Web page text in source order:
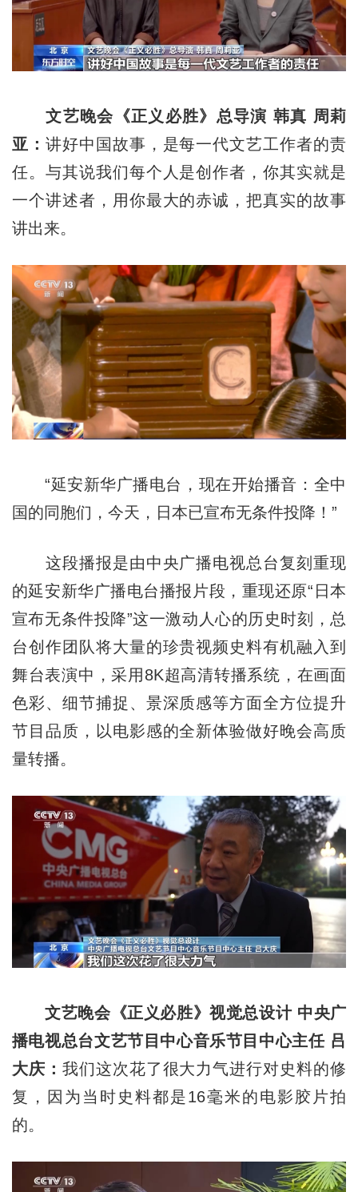
文艺晚会《正义必胜》总导演 韩真 周莉
亚： 讲好中国故事，是每一代文艺工作者的责
任。与其说我们每个人是创作者，你其实就是
一个讲述者，用你最大的赤诚，把真实的故事
讲出来。
“延安新华广播电台，现在开始播音：全中
国的同胞们，今天，日本已宣布无条件投降！”
这段播报是由中央广播电视总台复刻重现
的延安新华广播电台播报片段，重现还原“日本
宣布无条件投降”这一激动人心的历史时刻，总
台创作团队将大量的珍贵视频史料有机融入到
舞台表演中，采用8K超高清转播系统，在画面
色彩、细节捕捉、景深质感等方面全方位提升
节目品质，以电影感的全新体验做好晚会高质
量转播。
文艺晚会《正义必胜》视觉总设计 中央广
播电视总台文艺节目中心音乐节目中心主任 吕
大庆： 我们这次花了很大力气进行对史料的修
复，因为当时史料都是16毫米的电影胶片拍
的。